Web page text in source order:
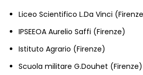
Liceo Scientifico L.Da Vinci
IPSEEOA Aurelio Saffi (Firenze)
Istituto Agrario (Firenze)
Scuola militare G.Douhet (Firenze)